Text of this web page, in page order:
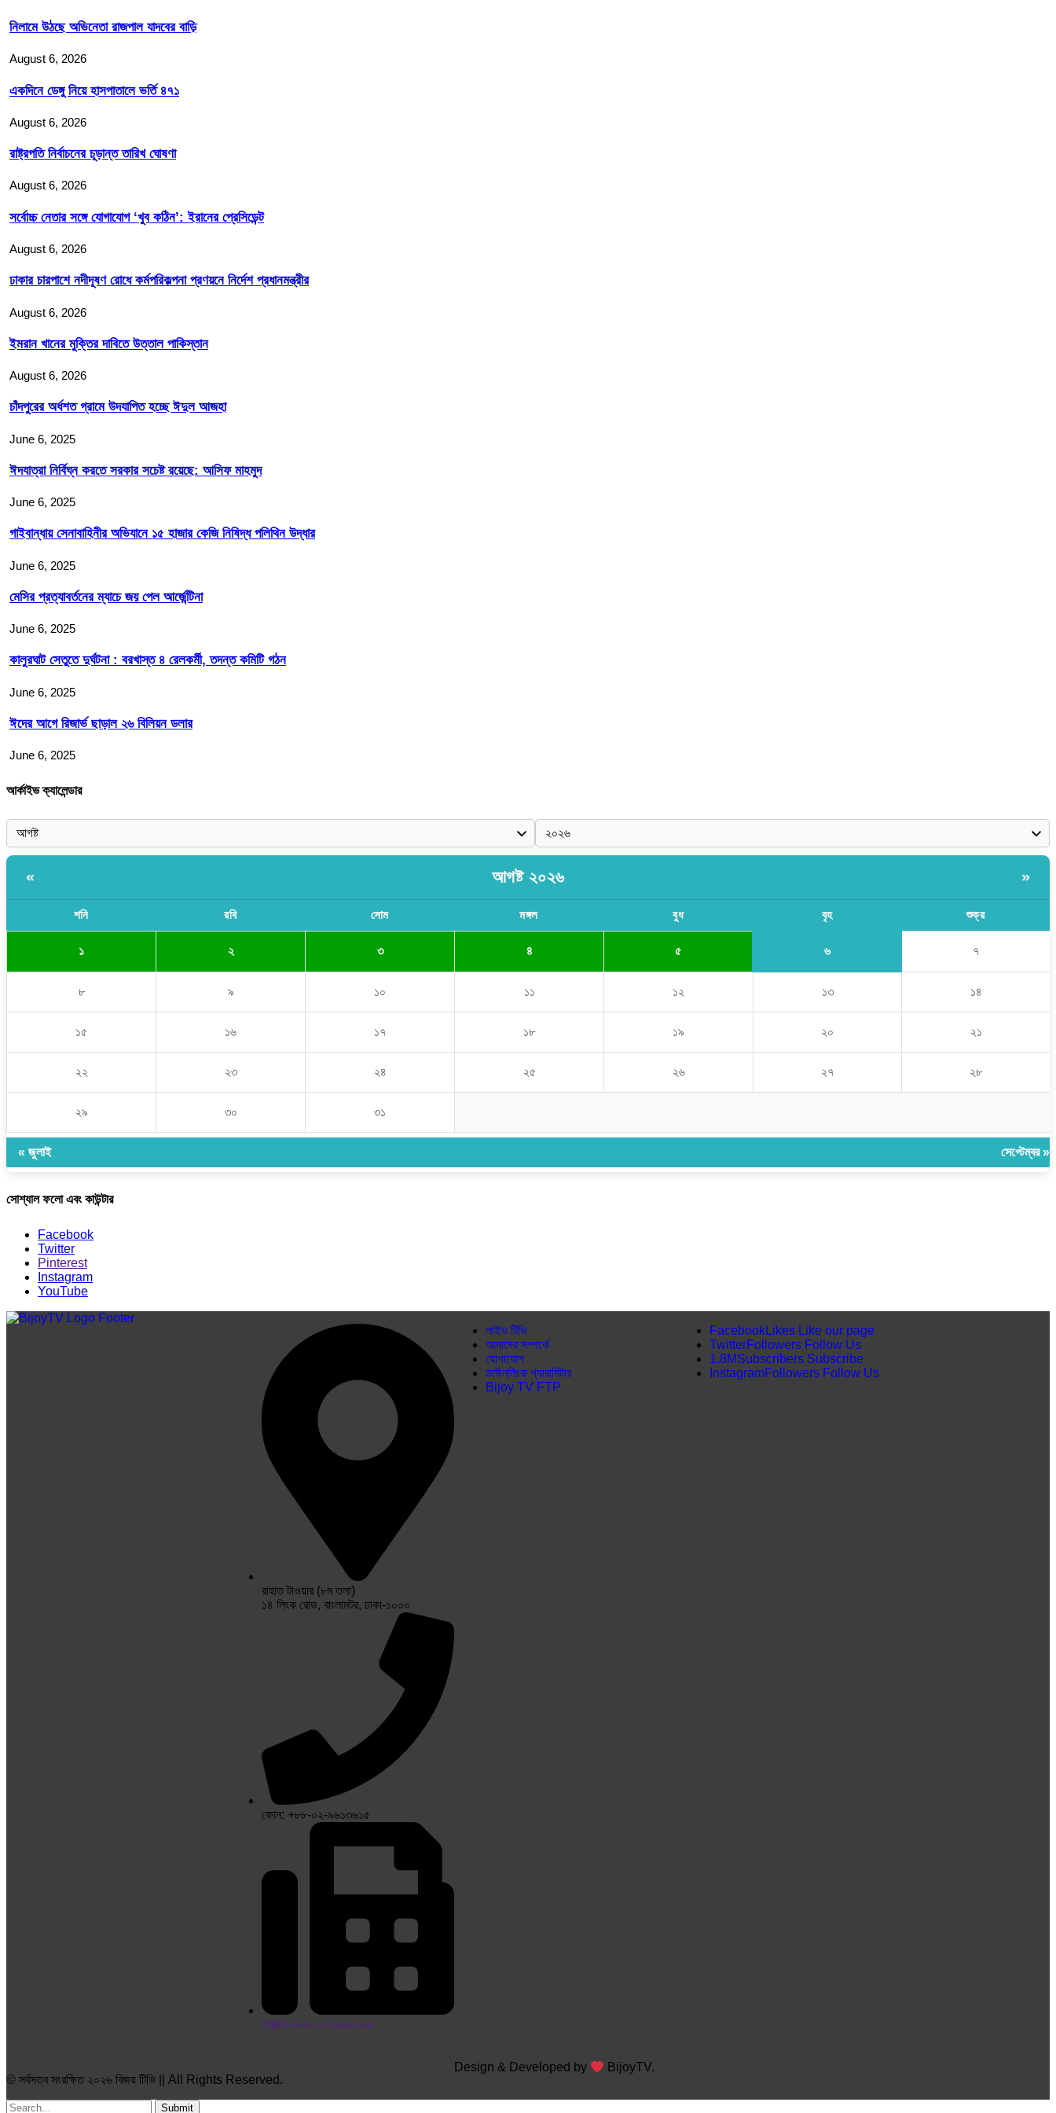
নিলামে উঠছে অভিনেতা রাজপাল যাদবের বাড়ি
August 6, 2026
একদিনে ডেঙ্গু নিয়ে হাসপাতালে ভর্তি ৪৭১
August 6, 2026
রাষ্ট্রপতি নির্বাচনের চূড়ান্ত তারিখ ঘোষণা
August 6, 2026
সর্বোচ্চ নেতার সঙ্গে যোগাযোগ ‘খুব কঠিন’: ইরানের প্রেসিডেন্ট
August 6, 2026
ঢাকার চারপাশে নদীদূষণ রোধে কর্মপরিকল্পনা প্রণয়নে নির্দেশ প্রধানমন্ত্রীর
August 6, 2026
ইমরান খানের মুক্তির দাবিতে উত্তাল পাকিস্তান
August 6, 2026
চাঁদপুরের অর্ধশত গ্রামে উদযাপিত হচ্ছে ঈদুল আজহা
June 6, 2025
ঈদযাত্রা নির্বিঘ্ন করতে সরকার সচেষ্ট রয়েছে: আসিফ মাহমুদ
June 6, 2025
গাইবান্ধায় সেনাবাহিনীর অভিযানে ১৫ হাজার কেজি নিষিদ্ধ পলিথিন উদ্ধার
June 6, 2025
মেসির প্রত্যাবর্তনের ম্যাচে জয় পেল আর্জেন্টিনা
June 6, 2025
কালুরঘাট সেতুতে দুর্ঘটনা : বরখাস্ত ৪ রেলকর্মী, তদন্ত কমিটি গঠন
June 6, 2025
ঈদের আগে রিজার্ভ ছাড়াল ২৬ বিলিয়ন ডলার
June 6, 2025
আর্কাইভ ক্যালেন্ডার
« আগষ্ট ২০২৬ »
শনি রবি সোম মঙ্গল বুধ বৃহ শুক্র
১ ২ ৩ ৪ ৫ ৬ ৭
৮ ৯ ১০ ১১ ১২ ১৩ ১৪
১৫ ১৬ ১৭ ১৮ ১৯ ২০ ২১
২২ ২৩ ২৪ ২৫ ২৬ ২৭ ২৮
২৯ ৩০ ৩১
« জুলাই সেপ্টেম্বর »
সোশ্যাল ফলো এবং কাউন্টার
Facebook
Twitter
Pinterest
Instagram
YouTube
রাহাত টাওয়ার (৮ম তলা)
১৪ লিংক রোড, বাংলামটর, ঢাকা-১০০০
ফোন: +৮৮-০২-৯৬১৩৬১৫
ফ্যাক্সঃ +৮৮-০২-৯৬৬৪৯৮৪
লাইভ টিভি
আমাদের সম্পর্কে
যোগাযোগ
ডাউনলিংক প্যারামিটার
Bijoy TV FTP
FacebookLikes Like our page
TwitterFollowers Follow Us
1.8MSubscribers Subscribe
InstagramFollowers Follow Us
© সর্বসত্ব সংরক্ষিত ২০২৬ বিজয় টিভি || All Rights Reserved.
Design & Developed by BijoyTV.
Submit